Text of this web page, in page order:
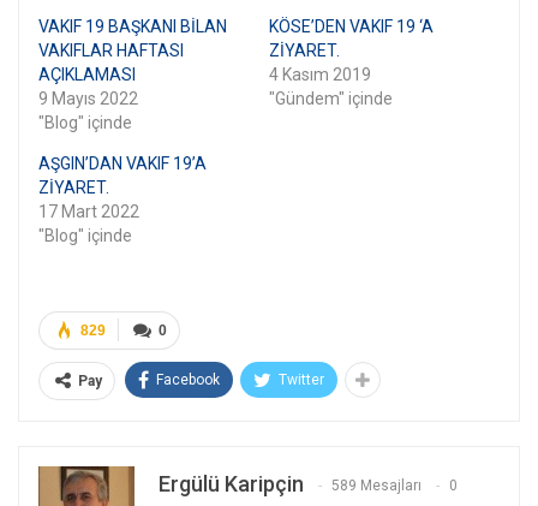
VAKIF 19 BAŞKANI BİLAN
VAKIFLAR HAFTASI
AÇIKLAMASI
9 Mayıs 2022
"Blog" içinde
KÖSE’DEN VAKIF 19 ‘A
ZİYARET.
4 Kasım 2019
"Gündem" içinde
AŞGIN’DAN VAKIF 19’A
ZİYARET.
17 Mart 2022
"Blog" içinde
0
829
Pay Facebook Twitter
Ergülü Karipçin 589 Mesajları 0